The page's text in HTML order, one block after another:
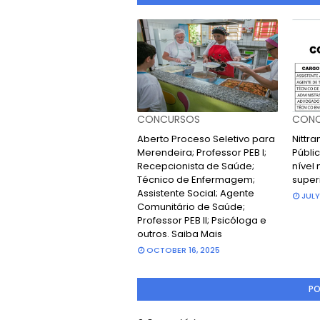
CONCURSOS
Aberto Proceso Seletivo para
Merendeira; Professor PEB I;
Recepcionista de Saúde;
Técnico de Enfermagem;
Assistente Social; Agente
Comunitário de Saúde;
Professor PEB II; Psicóloga e
outros. Saiba Mais
OCTOBER 16, 2025
nível